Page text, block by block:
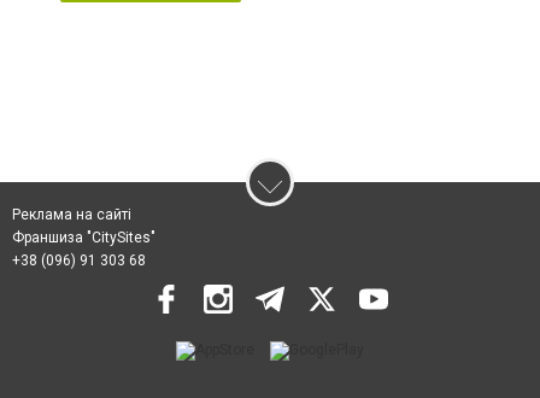
Реклама на сайті
Франшиза "CitySites"
+38 (096) 91 303 68